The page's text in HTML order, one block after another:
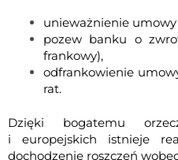
unieważnienie umowy
pozew banku o
frankowy),
odfrankowienie
rat.
Dzięki bogatemu
i europejskich istnieje
dochodzenie roszczeń